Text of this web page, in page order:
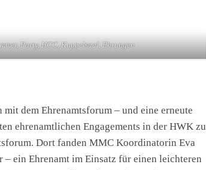
Party, HCC, Kuppelsaal, Ehrungen
dem Ehrenamtsforum – und eine erneute
ehrenamtlichen Engagements in der HWK zu
Dort fanden MMC Koordinatorin Eva
ein Ehrenamt im Einsatz für einen leichteren